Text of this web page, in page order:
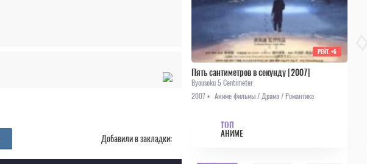
Добавили в закладки:
Пять сантиметров в секунду [2007]
Byousoku 5 Centimeter
2007 • Аниме фильмы / Драма / Романтика
РЕЙТ. +6
ТОП
АНИМЕ